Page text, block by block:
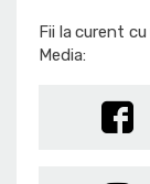
Fii la curent
Media: